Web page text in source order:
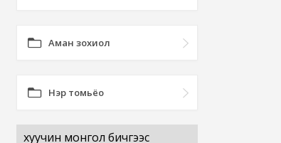
Аман зохиол
Нэр томьёо
хуучин монгол бичгээс